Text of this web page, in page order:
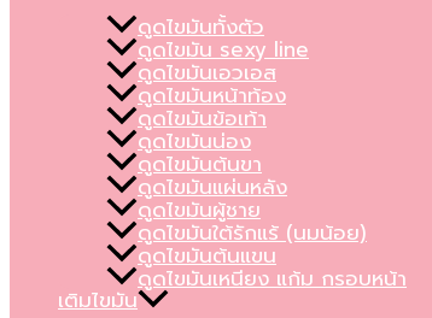
ดูดไขมันทั้งตัว
ดูดไขมัน sexy line
ดูดไขมันเอวเอส
ดูดไขมันหน้าท้อง
ดูดไขมันข้อเท้า
ดูดไขมันน่อง
ดูดไขมันต้นขา
ดูดไขมันแผ่นหลัง
ดูดไขมันผู้ชาย
ดูดไขมันใต้รักแร้ (นมน้อย)
ดูดไขมันต้นแขน
ดูดไขมันเหนียง แก้ม กรอบหน้า
เติมไขมัน